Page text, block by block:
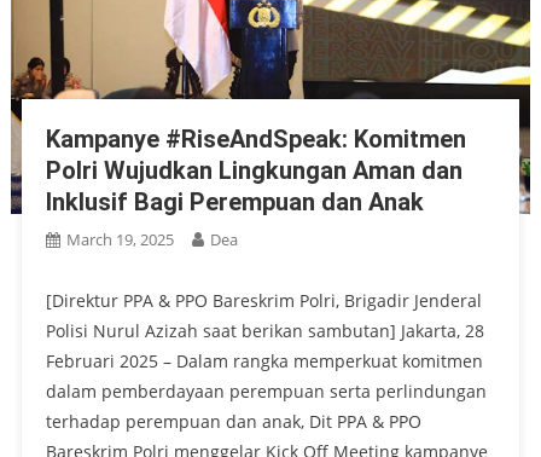
Kampanye #RiseAndSpeak: Komitmen
Polri Wujudkan Lingkungan Aman dan
Inklusif Bagi Perempuan dan Anak
March 19, 2025 Dea
[Direktur PPA & PPO Bareskrim Polri, Brigadir Jenderal
Polisi Nurul Azizah saat berikan sambutan] Jakarta, 28
Februari 2025 – Dalam rangka memperkuat komitmen
dalam pemberdayaan perempuan serta perlindungan
terhadap perempuan dan anak, Dit PPA & PPO
Bareskrim Polri menggelar Kick Off Meeting kampanye